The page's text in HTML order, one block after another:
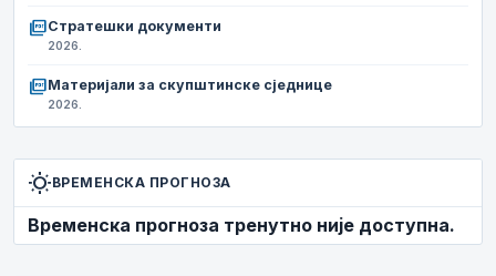
picture_as_pdfСтратешки документи
2026.
picture_as_pdfМатеријали за скупштинске сједнице
2026.
wb_sunnyВРЕМЕНСКА ПРОГНОЗА
Временска прогноза тренутно није доступна.